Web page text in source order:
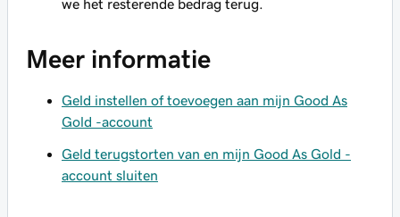
we het resterende bedrag terug.
Meer informatie
Geld instellen of toevoegen aan mijn Good As
Gold -account
Geld terugstorten van en mijn Good As Gold -
account sluiten